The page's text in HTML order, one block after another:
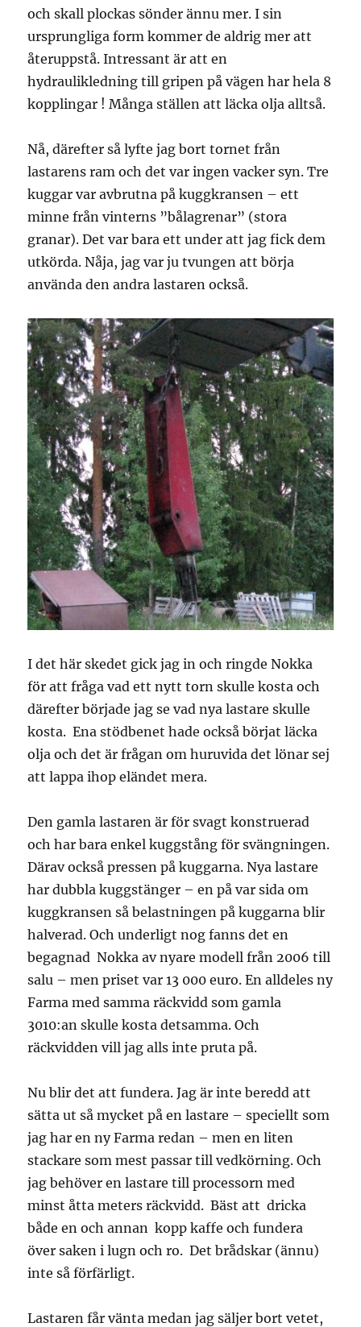
och skall plockas sönder ännu mer. I sin
ursprungliga form kommer de aldrig mer att
återuppstå. Intressant är att en
hydraulikledning till gripen på vägen har hela 8
kopplingar ! Många ställen att läcka olja alltså.
Nå, därefter så lyfte jag bort tornet från
lastarens ram och det var ingen vacker syn. Tre
kuggar var avbrutna på kuggkransen – ett
minne från vinterns ”bålagrenar” (stora
granar). Det var bara ett under att jag fick dem
utkörda. Nåja, jag var ju tvungen att börja
använda den andra lastaren också.
I det här skedet gick jag in och ringde Nokka
för att fråga vad ett nytt torn skulle kosta och
därefter började jag se vad nya lastare skulle
kosta. Ena stödbenet hade också börjat läcka
olja och det är frågan om huruvida det lönar sej
att lappa ihop eländet mera.
Den gamla lastaren är för svagt konstruerad
och har bara enkel kuggstång för svängningen.
Därav också pressen på kuggarna. Nya lastare
har dubbla kuggstänger – en på var sida om
kuggkransen så belastningen på kuggarna blir
halverad. Och underligt nog fanns det en
begagnad Nokka av nyare modell från 2006 till
salu – men priset var 13 000 euro. En alldeles ny
Farma med samma räckvidd som gamla
3010:an skulle kosta detsamma. Och
räckvidden vill jag alls inte pruta på.
Nu blir det att fundera. Jag är inte beredd att
sätta ut så mycket på en lastare – speciellt som
jag har en ny Farma redan – men en liten
stackare som mest passar till vedkörning. Och
jag behöver en lastare till processorn med
minst åtta meters räckvidd. Bäst att dricka
både en och annan kopp kaffe och fundera
över saken i lugn och ro. Det brådskar (ännu)
inte så förfärligt.
Lastaren får vänta medan jag säljer bort vetet,